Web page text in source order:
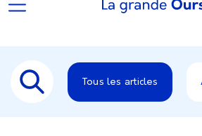
Tous les articles